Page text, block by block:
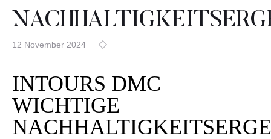
12 November 2024
INTOURS DMC
WICHTIGE